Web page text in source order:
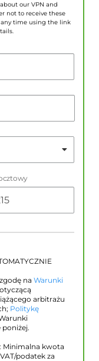
our VPN and
not to receive these
time using the link
na Warunki
arbitrażu
Politykę
: Minimalna kwota
podatek za